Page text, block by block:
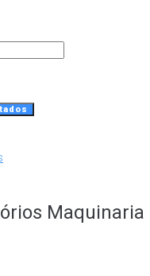
Maquinaria